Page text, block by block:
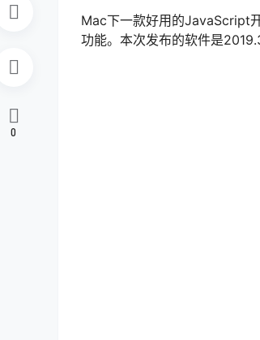
Mac下一款好用的JavaScript
功能。本次发布的软件是
0